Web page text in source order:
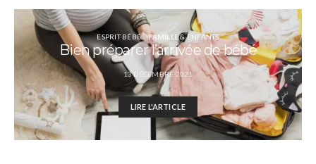
ESPRIT BÉBÉ FAMILLE & ENFANTS
Bien préparer l’arrivée de bébé
13 DÉCEMBRE 2021
LIRE L'ARTICLE